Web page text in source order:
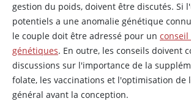
gestion du poids, doivent être discutés. Si
potentiels a une anomalie génétique
le couple doit être adressé pour un conseil
génétiques. En outre, les conseils doivent
discussions sur l'importance de la
folate, les vaccinations et l'optimisation de
général avant la conception.